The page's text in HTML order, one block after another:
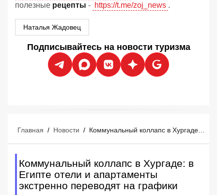
полезные рецепты - https://t.me/zoj_news .
Наталья Жадовец
Подписывайтесь на новости туризма
Главная / Новости /
Коммунальный коллапс в Хургаде: в
Египте отели и апартаменты
экстренно переводят на графики